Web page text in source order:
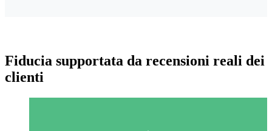
Fiducia supportata da recensioni reali dei
clienti